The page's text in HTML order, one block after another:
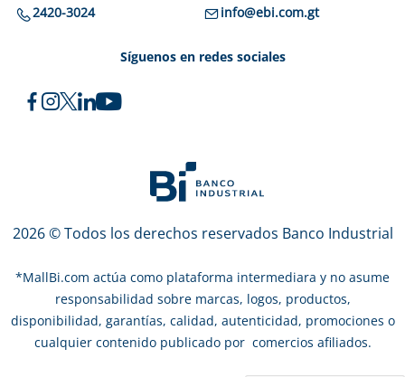
2420-3024 info@ebi.com.gt
Síguenos en redes sociales
2026 © Todos los derechos reservados Banco Industrial
*MallBi.com actúa como plataforma intermediara y no asume
responsabilidad sobre marcas, logos, productos,
disponibilidad, garantías, calidad, autenticidad, promociones o
cualquier contenido publicado por comercios afiliados.